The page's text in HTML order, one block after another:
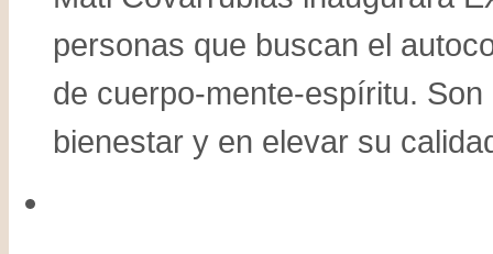
en
Inauguración
Ser
personas que buscan el
de cuerpo-mente-espíritu.
bienestar y en elevar su